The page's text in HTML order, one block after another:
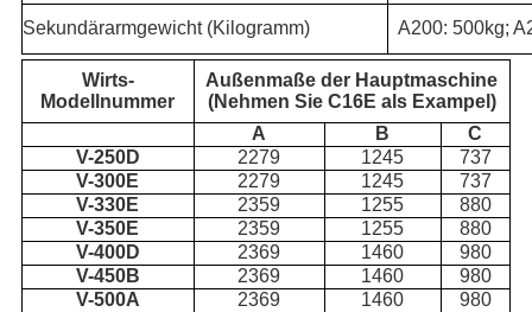
Sekundärarmgewicht (Kilogramm)
A200: 500kg;
Wirts-
Modellnummer
Außenmaße der Hauptmaschine
(Nehmen Sie C16E als Exampel)
A
B
C
V-250D
2279 1245
737
V-300E
2279 1245
737
V-330E
2359 1255
880
V-350E
2359 1255
880
V-400D
2369 1460
980
V-450B
2369 1460
980
V-500A
2369 1460 980